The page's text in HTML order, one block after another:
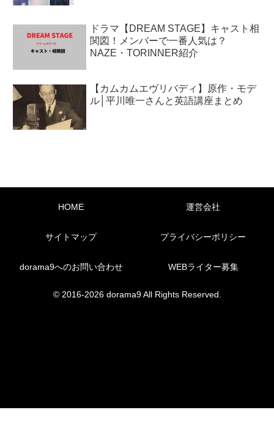
ドラマ【DREAM STAGE】キャスト相
関図！メンバーで一番人気は？
NAZE・TORINNER紹介
【カムカムエヴリバディ】原作・モデ
ル│平川唯一さんと英語講座まとめ
HOME 運営会社
サイトマップ プライバシーポリシー
dorama9へのお問い合わせ WEBライター募集
© 2016-2026 dorama9 All Rights Reserved.